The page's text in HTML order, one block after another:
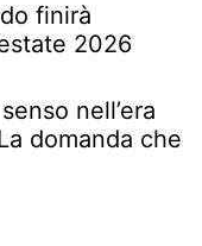
finirà
2026
nell’era
domanda che